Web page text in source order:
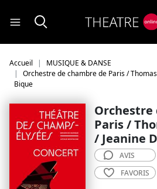
Accueil
MUSIQUE & DANSE
Orchestre de chambre de Paris /
Bique
Orchestre
Paris /
/ Jeanine
AVIS
FAVORIS